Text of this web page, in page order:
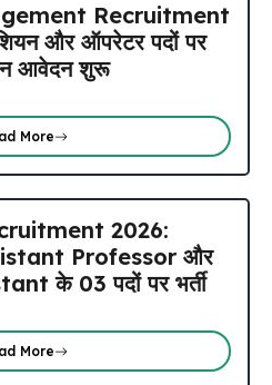
Recruitment
और ऑपरेटर पदों पर
आवेदन शुरू
More
2026:
Professor और
के 03 पदों पर भर्ती
More